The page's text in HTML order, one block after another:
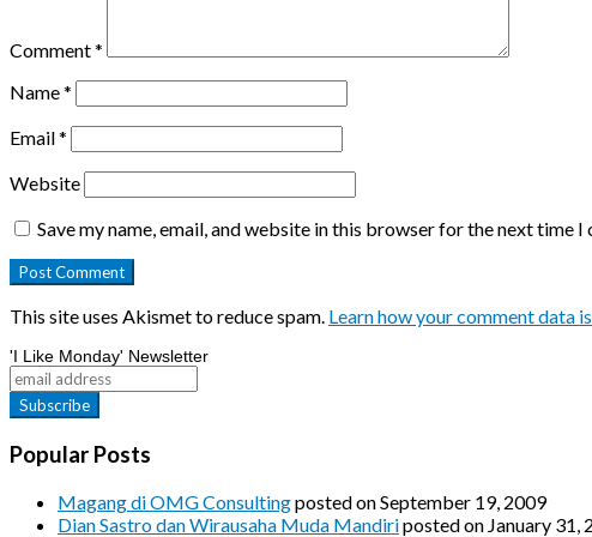
Comment*
Name*
Email*
Website
Save my name, email, and website in this browser for the next time I
This site uses Akismet to reduce spam. Learn how your comment data
'I Like Monday' Newsletter
Popular Posts
Magang di OMG Consultingposted on September 19, 2009
Dian Sastro dan Wirausaha Muda Mandiriposted on January 31,